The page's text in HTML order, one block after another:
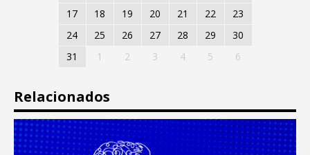
17
18 19 20 21 22
23
24
25 26 27 28 29
30
31
1 2 3 4 5 6
Relacionados